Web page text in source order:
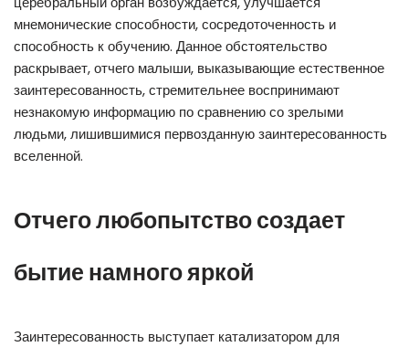
мнемонические способности, сосредоточенность и
способность к обучению. Данное обстоятельство
раскрывает, отчего малыши, выказывающие естественное
заинтересованность, стремительнее воспринимают
незнакомую информацию по сравнению со зрелыми
людьми, лишившимися первозданную заинтересованность
вселенной.
Отчего любопытство создает
бытие намного яркой
Заинтересованность выступает катализатором для